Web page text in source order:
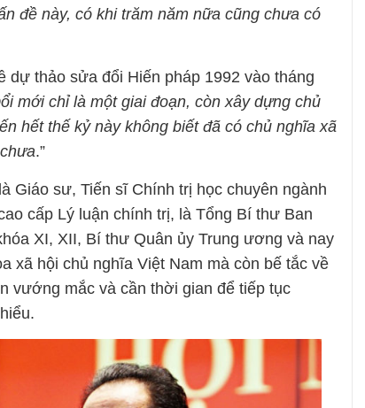
đề này, có khi trăm năm nữa cũng chưa có
dự thảo sửa đổi Hiến pháp 1992 vào tháng
mới chỉ là một giai đoạn, còn xây dựng chủ
hết thế kỷ này không biết đã có chủ nghĩa xã
.”
Giáo sư, Tiến sĩ Chính trị học chuyên ngành
cấp Lý luận chính trị, là Tổng Bí thư Ban
XI, XII, Bí thư Quân ủy Trung ương và nay
xã hội chủ nghĩa Việt Nam mà còn bế tắc về
vướng mắc và cần thời gian để tiếp tục